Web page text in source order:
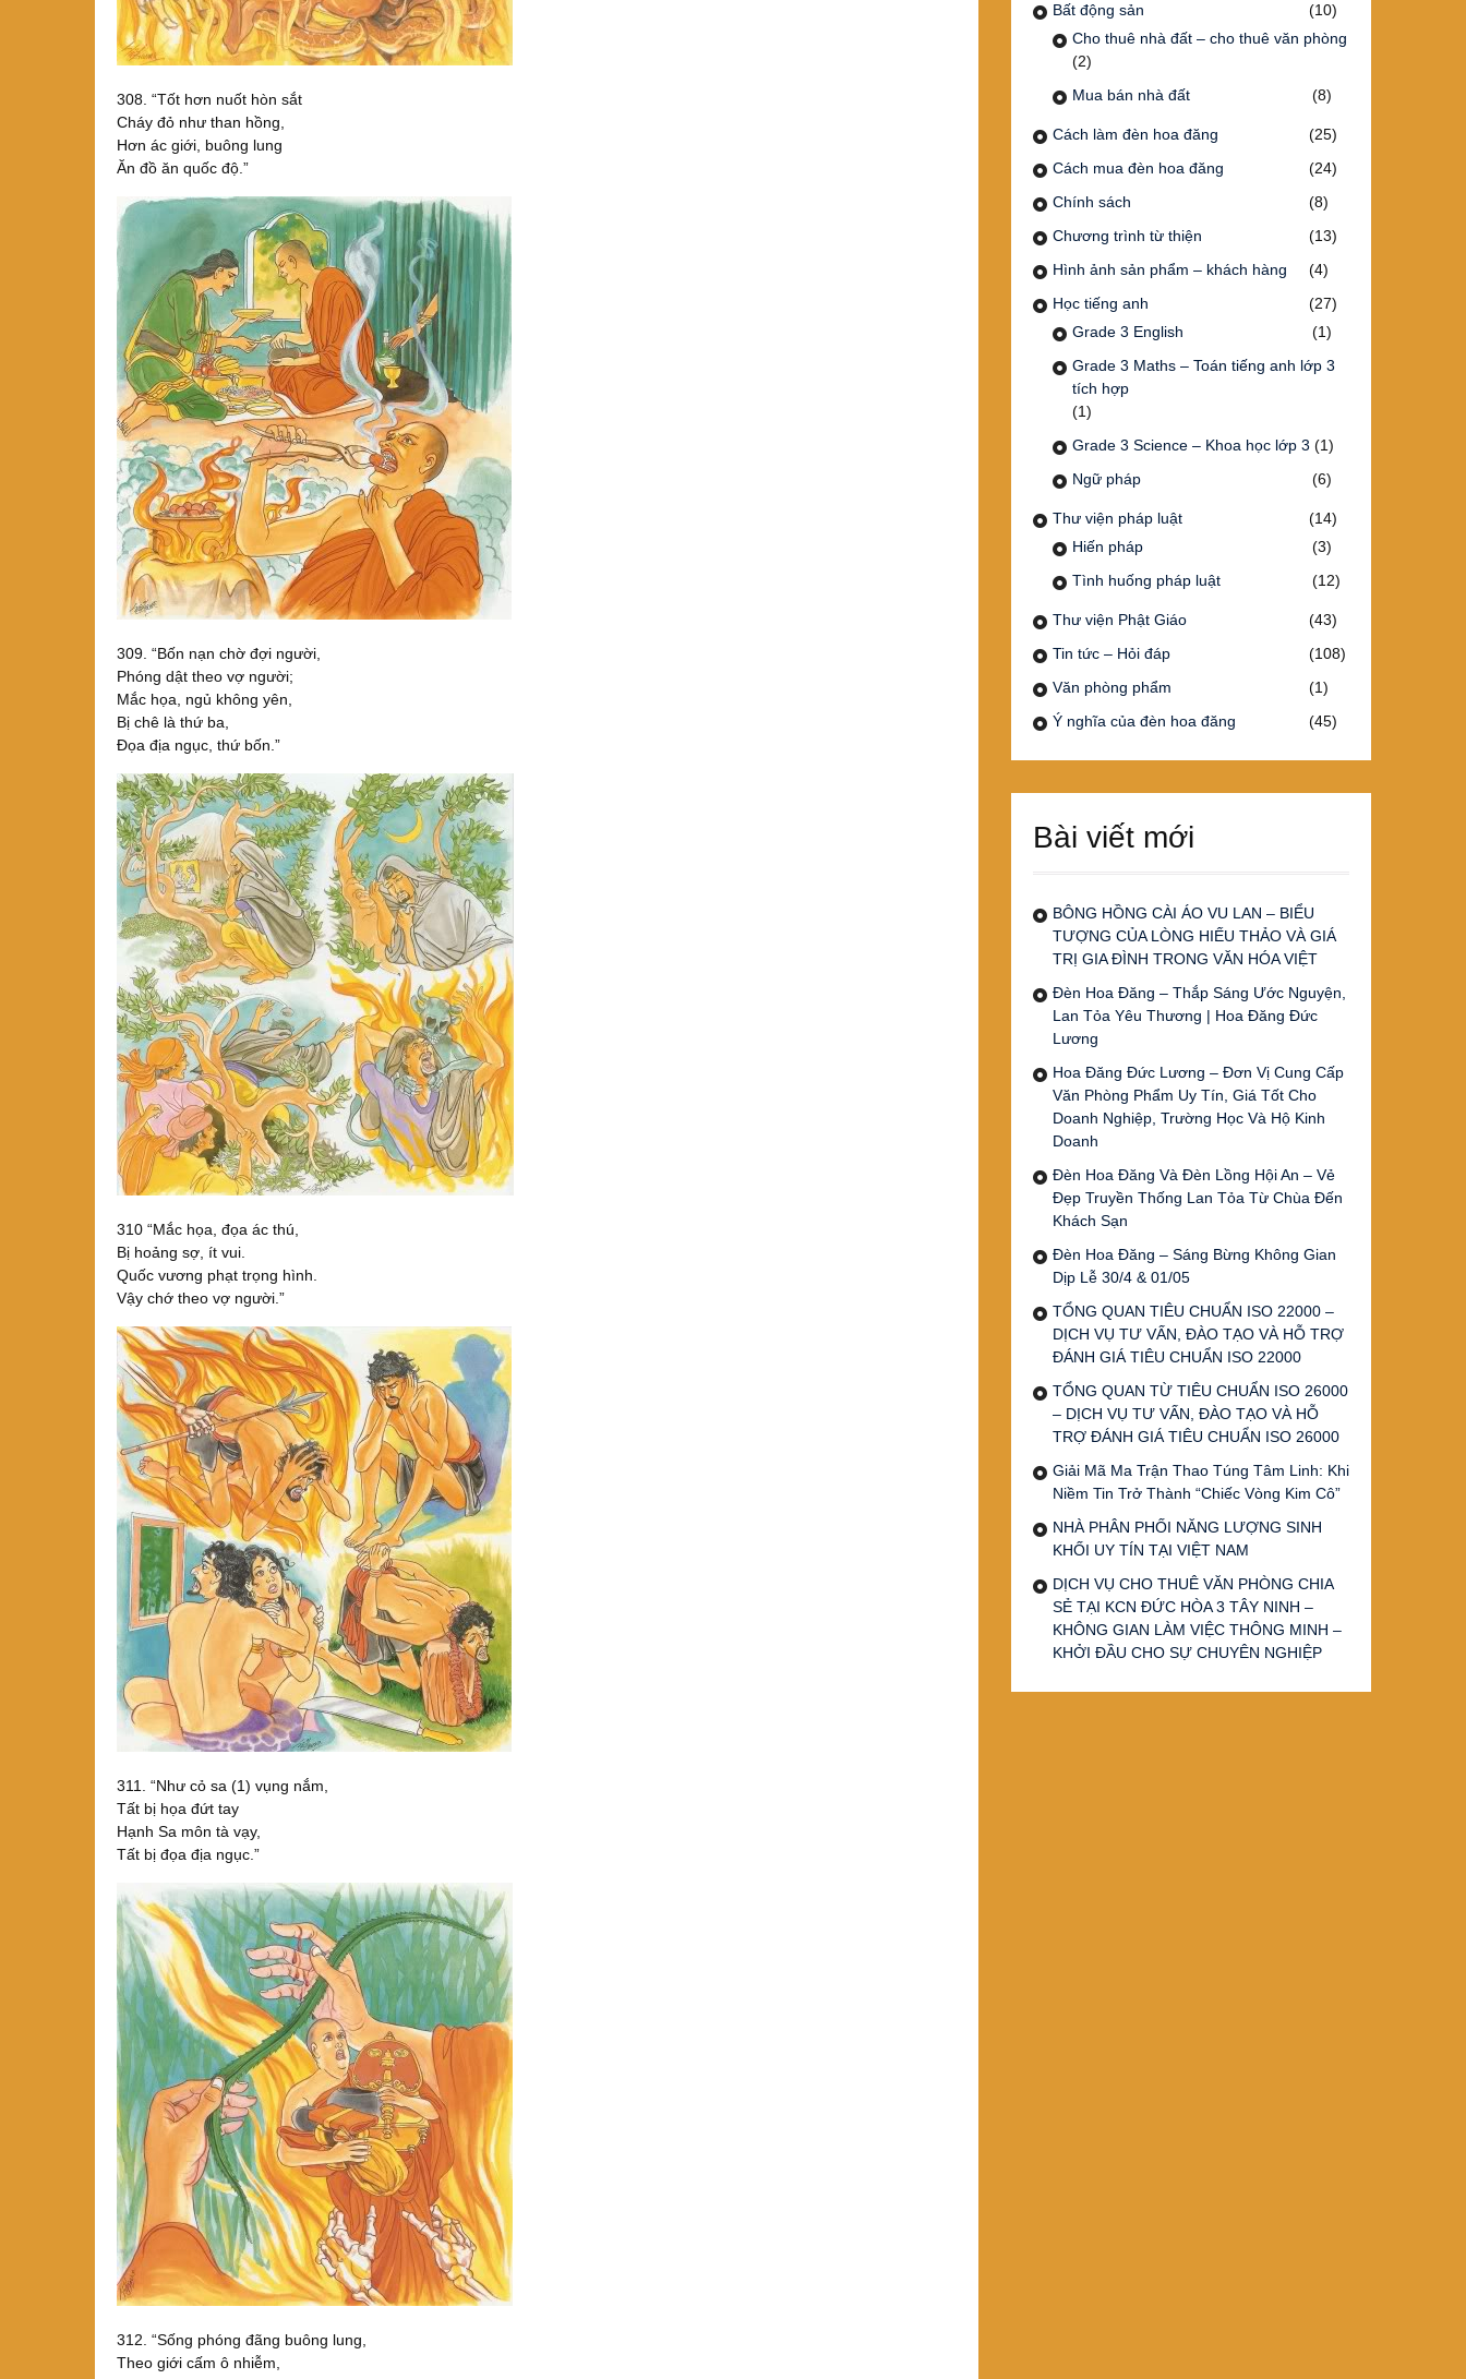
308. “Tốt hơn nuốt hòn sắt
Cháy đỏ như than hồng,
Hơn ác giới, buông lung
Ăn đồ ăn quốc độ.”
309. “Bốn nạn chờ đợi người,
Phóng dật theo vợ người;
Mắc họa, ngủ không yên,
Bị chê là thứ ba,
Ðọa địa ngục, thứ bốn.”
310 “Mắc họa, đọa ác thú,
Bị hoảng sợ, ít vui.
Quốc vương phạt trọng hình.
Vậy chớ theo vợ người.”
311. “Như cỏ sa (1) vụng nắm,
Tất bị họa đứt tay
Hạnh Sa môn tà vạy,
Tất bị đọa địa ngục.”
312. “Sống phóng đãng buông lung,
Theo giới cấm ô nhiễm,
Bất động sản
(10)
Cho thuê nhà đất – cho thuê văn phòng
(2)
Mua bán nhà đất
(8)
Cách làm đèn hoa đăng
(25)
Cách mua đèn hoa đăng
(24)
Chính sách
(8)
Chương trình từ thiện
(13)
Hình ảnh sản phẩm – khách hàng
(4)
Học tiếng anh
(27)
Grade 3 English
(1)
Grade 3 Maths – Toán tiếng anh lớp 3
tích hợp
(1)
Grade 3 Science – Khoa học lớp 3 (1)
Ngữ pháp
(6)
Thư viện pháp luật
(14)
Hiến pháp
(3)
Tình huống pháp luật
(12)
Thư viện Phật Giáo
(43)
Tin tức – Hỏi đáp
(108)
Văn phòng phẩm
(1)
Ý nghĩa của đèn hoa đăng
(45)
Bài viết mới
BÔNG HỒNG CÀI ÁO VU LAN – BIỂU
TƯỢNG CỦA LÒNG HIẾU THẢO VÀ GIÁ
TRỊ GIA ĐÌNH TRONG VĂN HÓA VIỆT
Đèn Hoa Đăng – Thắp Sáng Ước Nguyện,
Lan Tỏa Yêu Thương | Hoa Đăng Đức
Lương
Hoa Đăng Đức Lương – Đơn Vị Cung Cấp
Văn Phòng Phẩm Uy Tín, Giá Tốt Cho
Doanh Nghiệp, Trường Học Và Hộ Kinh
Doanh
Đèn Hoa Đăng Và Đèn Lồng Hội An – Vẻ
Đẹp Truyền Thống Lan Tỏa Từ Chùa Đến
Khách Sạn
Đèn Hoa Đăng – Sáng Bừng Không Gian
Dịp Lễ 30/4 & 01/05
TỔNG QUAN TIÊU CHUẨN ISO 22000 –
DỊCH VỤ TƯ VẤN, ĐÀO TẠO VÀ HỖ TRỢ
ĐÁNH GIÁ TIÊU CHUẨN ISO 22000
TỔNG QUAN TỪ TIÊU CHUẨN ISO 26000
– DỊCH VỤ TƯ VẤN, ĐÀO TẠO VÀ HỖ
TRỢ ĐÁNH GIÁ TIÊU CHUẨN ISO 26000
Giải Mã Ma Trận Thao Túng Tâm Linh: Khi
Niềm Tin Trở Thành “Chiếc Vòng Kim Cô”
NHÀ PHÂN PHỐI NĂNG LƯỢNG SINH
KHỐI UY TÍN TẠI VIỆT NAM
DỊCH VỤ CHO THUÊ VĂN PHÒNG CHIA
SẺ TẠI KCN ĐỨC HÒA 3 TÂY NINH –
KHÔNG GIAN LÀM VIỆC THÔNG MINH –
KHỞI ĐẦU CHO SỰ CHUYÊN NGHIỆP